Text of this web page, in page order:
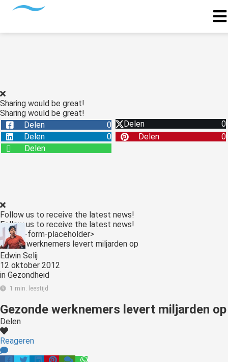
Sharing would be great!
Sharing would be great!
Delen
0 Delen
0
Delen
0 Delen
0
Delen
Follow us to receive the latest news!
Follow us to receive the latest news!
<:optin-form-placeholder>
Edwin Selij
12 oktober 2012
in Gezondheid
1 min. leestijd
Gezonde werknemers levert miljarden op
Delen
Reageren